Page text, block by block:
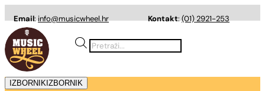
Email:info@musicwheel.hr Kontakt:(01) 2921-253
Products
search
IZBORNIK IZBORNIK